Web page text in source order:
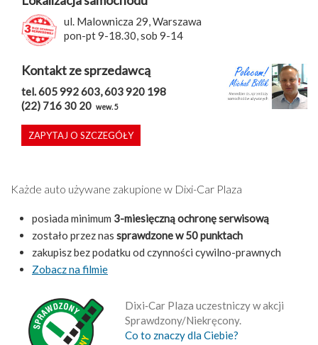
ul. Malownicza 29, Warszawa
pon-pt 9-18.30, sob 9-14
Kontakt ze sprzedawcą
tel. 605 992 603, 603 920 198
(22) 716 30 20 wew. 5
ZAPYTAJ O SZCZEGÓŁY
Każde auto używane zakupione w Dixi-Car Plaza
posiada minimum 3-miesięczną ochronę serwisową
zostało przez nas sprawdzone w 50 punktach
zakupisz bez podatku od czynności cywilno-prawnych
Zobacz na filmie
Dixi‑Car Plaza uczestniczy w akcji
Sprawdzony/Niekręcony.
Co to znaczy dla Ciebie?